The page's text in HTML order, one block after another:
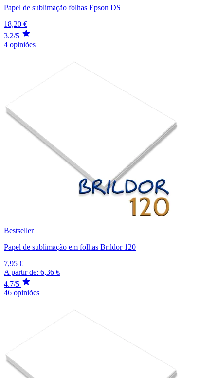
Papel de sublimação folhas Epson DS
18,20 €
3.2/5
4 opiniões
Bestseller
Papel de sublimação em folhas Brildor 120
7,95 €
A partir de: 6,36 €
4.7/5
46 opiniões